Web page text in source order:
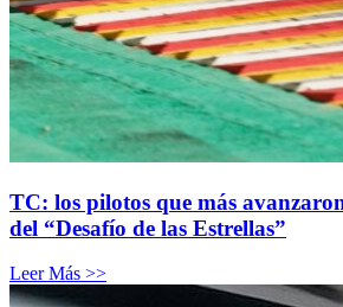
TC: los pilotos que más
del “Desafío de las Estrellas”
Leer Más >>